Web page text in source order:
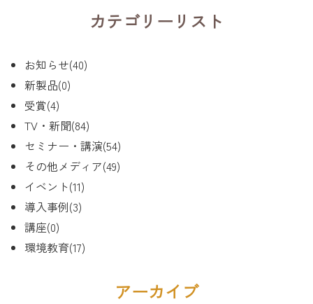
カテゴリーリスト
お知らせ(40)
新製品(0)
受賞(4)
TV・新聞(84)
セミナー・講演(54)
その他メディア(49)
イベント(11)
導入事例(3)
講座(0)
環境教育(17)
アーカイブ